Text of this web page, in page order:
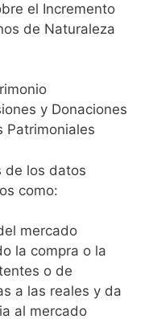
el Incremento
de Naturaleza
y Donaciones
Patrimoniales
de los datos
como:
mercado
la compra o la
o de
a las reales y da
al mercado